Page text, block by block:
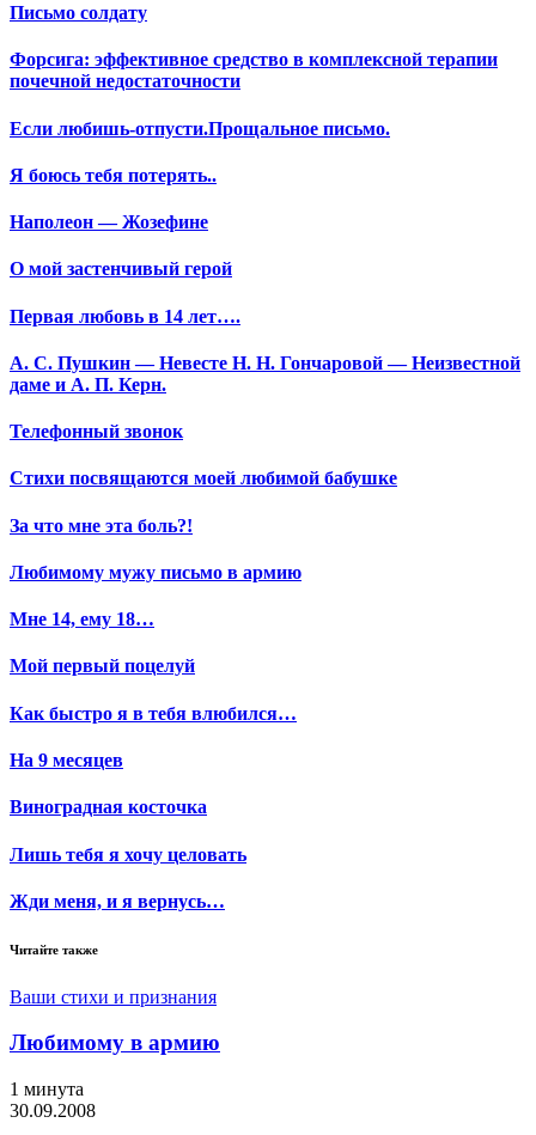
Письмо солдату
Форсига: эффективное средство в комплексной терапии
почечной недостаточности
Если любишь-отпусти.Прощальное письмо.
Я боюсь тебя потерять..
Наполеон — Жозефине
О мой застенчивый герой
Первая любовь в 14 лет….
А. С. Пушкин — Невесте Н. Н. Гончаровой — Неизвестной
даме и А. П. Керн.
Телефонный звонок
Стихи посвящаются моей любимой бабушке
За что мне эта боль?!
Любимому мужу письмо в армию
Мне 14, ему 18…
Мой первый поцелуй
Как быстро я в тебя влюбился…
На 9 месяцев
Виноградная косточка
Лишь тебя я хочу целовать
Жди меня, и я вернусь…
Читайте также
Ваши стихи и признания
Любимому в армию
1 минута
30.09.2008